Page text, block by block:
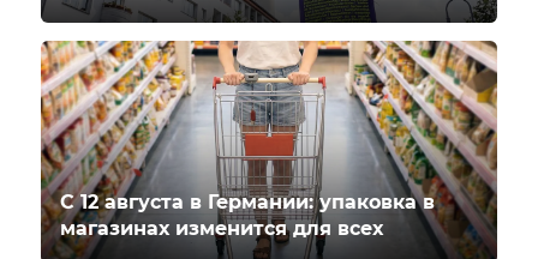
С 12 августа в Германии: упаковка в
магазинах изменится для всех